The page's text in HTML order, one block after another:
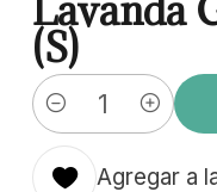
(S)
Cantidad
Agregar a